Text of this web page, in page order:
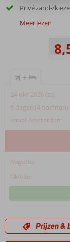
Privé zand-/
Meer lezen
+
24 okt 2026 (za)
5 dagen (4 nachten)
vanaf Amsterdam
Augustus
Oktober
Prijzen &